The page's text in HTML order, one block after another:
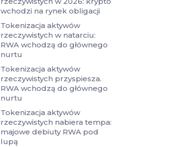
wchodzi na rynek obligacji
Tokenizacja aktywów
rzeczywistych w natarciu:
RWA wchodzą do głównego
nurtu
Tokenizacja aktywów
rzeczywistych przyspiesza.
RWA wchodzą do głównego
nurtu
Tokenizacja aktywów
rzeczywistych nabiera tempa:
majowe debiuty RWA pod
lupą